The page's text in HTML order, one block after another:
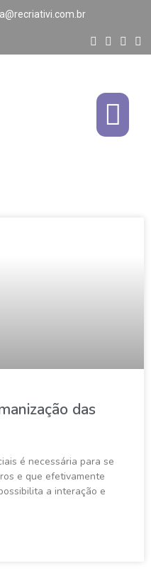
das
é necessária para se
e que efetivamente
a interação e